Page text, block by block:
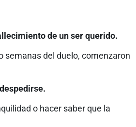
de un ser querido.
semanas del duelo, comenzaron
o hacer saber que la